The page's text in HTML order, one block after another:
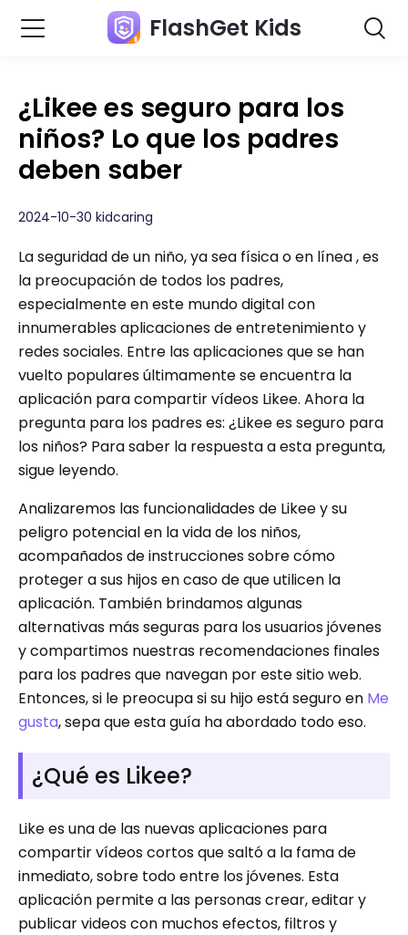
FlashGet Kids
¿Likee es seguro para los
niños? Lo que los padres
deben saber
2024-10-30 kidcaring
La seguridad de un niño, ya sea física o en línea , es
la preocupación de todos los padres,
especialmente en este mundo digital con
innumerables aplicaciones de entretenimiento y
redes sociales. Entre las aplicaciones que se han
vuelto populares últimamente se encuentra la
aplicación para compartir vídeos Likee. Ahora la
pregunta para los padres es: ¿Likee es seguro para
los niños? Para saber la respuesta a esta pregunta,
sigue leyendo.
Analizaremos las funcionalidades de Likee y su
peligro potencial en la vida de los niños,
acompañados de instrucciones sobre cómo
proteger a sus hijos en caso de que utilicen la
aplicación. También brindamos algunas
alternativas más seguras para los usuarios jóvenes
y compartimos nuestras recomendaciones finales
para los padres que navegan por este sitio web.
Entonces, si le preocupa si su hijo está seguro en Me
gusta, sepa que esta guía ha abordado todo eso.
¿Qué es Likee?
Like es una de las nuevas aplicaciones para
compartir vídeos cortos que saltó a la fama de
inmediato, sobre todo entre los jóvenes. Esta
aplicación permite a las personas crear, editar y
publicar videos con muchos efectos, filtros y